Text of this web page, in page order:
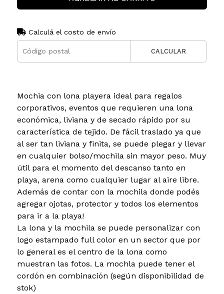
Calculá el costo de envío
CALCULAR
Mochia con lona playera ideal para regalos
corporativos, eventos que requieren una lona
económica, liviana y de secado rápido por su
característica de tejido. De fácil traslado ya que
al ser tan liviana y finita, se puede plegar y llevar
en cualquier bolso/mochila sin mayor peso. Muy
útil para el momento del descanso tanto en
playa, arena como cualquier lugar al aire libre.
Además de contar con la mochila donde podés
agregar ojotas, protector y todos los elementos
para ir a la playa!
La lona y la mochila se puede personalizar con
logo estampado full color en un sector que por
lo general es el centro de la lona como
muestran las fotos. La mochla puede tener el
cordón en combinación (según disponibilidad de
stok)